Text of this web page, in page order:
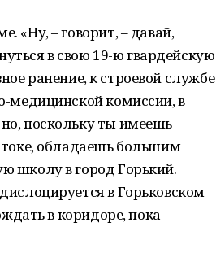
«Ну, – говорит, – давай,
в свою 19-ю гвардейскую
ранение, к строевой службе
медицинской комиссии, в
поскольку ты имеешь
обладаешь большим
школу в город Горький.
в Горьковском
в коридоре, пока